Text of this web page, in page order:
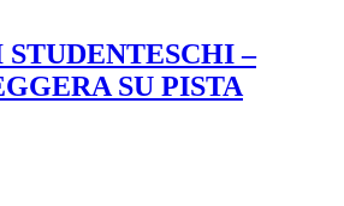
–
SU PISTA